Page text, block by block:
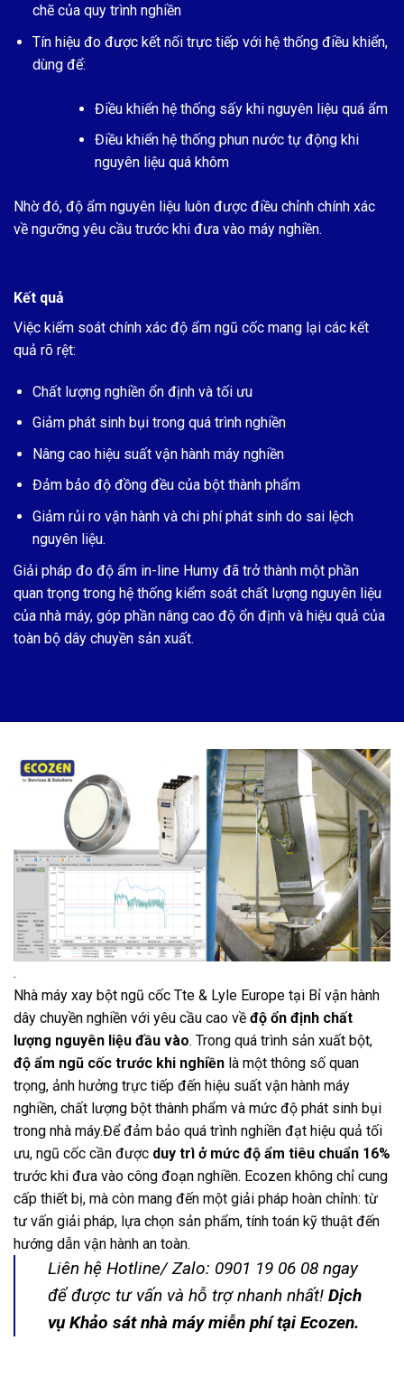
chẽ của quy trình nghiền
Tín hiệu đo được kết nối trực tiếp với hệ thống điều khiển,
dùng để:
Điều khiển hệ thống sấy khi nguyên liệu quá ẩm
Điều khiển hệ thống phun nước tự động khi
nguyên liệu quá khôm
Nhờ đó, độ ẩm nguyên liệu luôn được điều chỉnh chính xác
về ngưỡng yêu cầu trước khi đưa vào máy nghiền.
Kết quả
Việc kiểm soát chính xác độ ẩm ngũ cốc mang lại các kết
quả rõ rệt:
Chất lượng nghiền ổn định và tối ưu
Giảm phát sinh bụi trong quá trình nghiền
Nâng cao hiệu suất vận hành máy nghiền
Đảm bảo độ đồng đều của bột thành phẩm
Giảm rủi ro vận hành và chi phí phát sinh do sai lệch
nguyên liệu.
Giải pháp đo độ ẩm in-line Humy đã trở thành một phần
quan trọng trong hệ thống kiểm soát chất lượng nguyên liệu
của nhà máy, góp phần nâng cao độ ổn định và hiệu quả của
toàn bộ dây chuyền sản xuất.
.
Nhà máy xay bột ngũ cốc Tte & Lyle Europe tại Bỉ vận hành
dây chuyền nghiền với yêu cầu cao về độ ổn định chất
lượng nguyên liệu đầu vào. Trong quá trình sản xuất bột,
độ ẩm ngũ cốc trước khi nghiền là một thông số quan
trọng, ảnh hưởng trực tiếp đến hiệu suất vận hành máy
nghiền, chất lượng bột thành phẩm và mức độ phát sinh bụi
trong nhà máy.Để đảm bảo quá trình nghiền đạt hiệu quả tối
ưu, ngũ cốc cần được duy trì ở mức độ ẩm tiêu chuẩn 16%
trước khi đưa vào công đoạn nghiền. Ecozen không chỉ cung
cấp thiết bị, mà còn mang đến một giải pháp hoàn chỉnh: từ
tư vấn giải pháp, lựa chọn sản phẩm, tính toán kỹ thuật đến
hướng dẫn vận hành an toàn.
Liên hệ Hotline/ Zalo: 0901 19 06 08 ngay
để được tư vấn và hỗ trợ nhanh nhất! Dịch
vụ Khảo sát nhà máy miễn phí tại Ecozen.